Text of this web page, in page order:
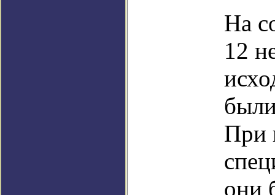
На
12
При
они